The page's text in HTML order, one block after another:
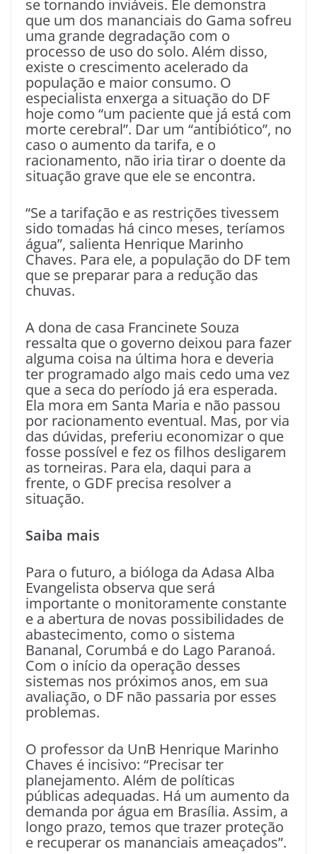
se tornando inviáveis. Ele demonstra
que um dos mananciais do Gama sofreu
uma grande degradação com o
processo de uso do solo. Além disso,
existe o crescimento acelerado da
população e maior consumo. O
especialista enxerga a situação do DF
hoje como “um paciente que já está com
morte cerebral”. Dar um “antibiótico”, no
caso o aumento da tarifa, e o
racionamento, não iria tirar o doente da
situação grave que ele se encontra.
“Se a tarifação e as restrições tivessem
sido tomadas há cinco meses, teríamos
água”, salienta Henrique Marinho
Chaves. Para ele, a população do DF tem
que se preparar para a redução das
chuvas.
A dona de casa Francinete Souza
ressalta que o governo deixou para fazer
alguma coisa na última hora e deveria
ter programado algo mais cedo uma vez
que a seca do período já era esperada.
Ela mora em Santa Maria e não passou
por racionamento eventual. Mas, por via
das dúvidas, preferiu economizar o que
fosse possível e fez os filhos desligarem
as torneiras. Para ela, daqui para a
frente, o GDF precisa resolver a
situação.
Saiba mais
Para o futuro, a bióloga da Adasa Alba
Evangelista observa que será
importante o monitoramente constante
e a abertura de novas possibilidades de
abastecimento, como o sistema
Bananal, Corumbá e do Lago Paranoá.
Com o início da operação desses
sistemas nos próximos anos, em sua
avaliação, o DF não passaria por esses
problemas.
O professor da UnB Henrique Marinho
Chaves é incisivo: “Precisar ter
planejamento. Além de políticas
públicas adequadas. Há um aumento da
demanda por água em Brasília. Assim, a
longo prazo, temos que trazer proteção
e recuperar os mananciais ameaçados”.